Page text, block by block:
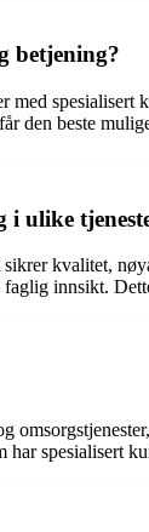
betjening?
den beste
i ulike
kvalitet,
innsikt.
har spesialisert